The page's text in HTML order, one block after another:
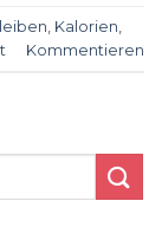
Kalorien
Kommentieren